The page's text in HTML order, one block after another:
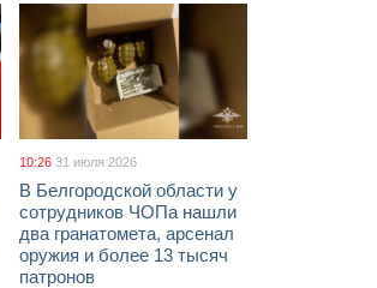
10:26 31 июля 2026
В Белгородской области у
сотрудников ЧОПа нашли
два гранатомета, арсенал
оружия и более 13 тысяч
патронов